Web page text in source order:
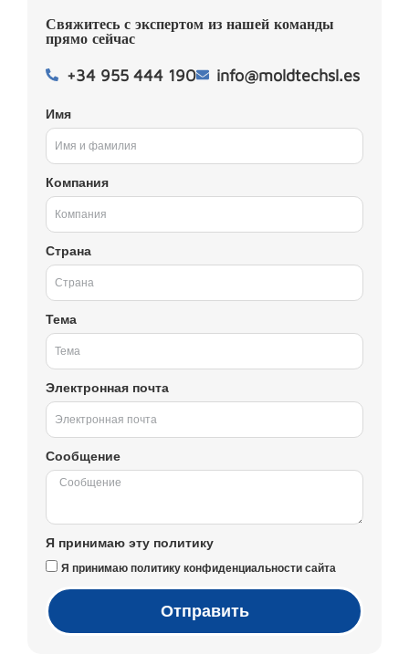
Свяжитесь с экспертом из нашей команды
прямо сейчас
+34 955 444 190 info@moldtechsl.es
Имя
Компания
Страна
Тема
Электронная почта
Сообщение
Я принимаю эту политику
Я принимаю политику конфиденциальности сайта
Отправить